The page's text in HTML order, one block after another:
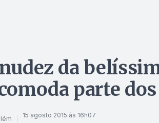
da
parte
15 agosto 2015 às 16h07